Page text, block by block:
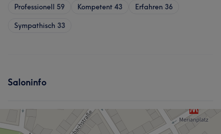
Professionell 59 Kompetent 43 Erfahren 36
Sympathisch 33
Saloninfo